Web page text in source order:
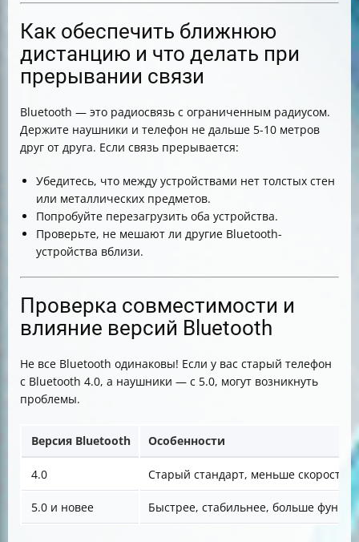
Как обеспечить ближнюю
дистанцию и что делать при
прерывании связи
Bluetooth — это радиосвязь с ограниченным радиусом.
Держите наушники и телефон не дальше 5-10 метров
друг от друга. Если связь прерывается:
Убедитесь, что между устройствами нет толстых стен
или металлических предметов.
Попробуйте перезагрузить оба устройства.
Проверьте, не мешают ли другие Bluetooth-
устройства вблизи.
Проверка совместимости и
влияние версий Bluetooth
Не все Bluetooth одинаковы! Если у вас старый телефон
с Bluetooth 4.0, а наушники — с 5.0, могут возникнуть
проблемы.
Версия Bluetooth Особенности
4.0 Старый стандарт, меньше скорости
5.0 и новее Быстрее, стабильнее, больше